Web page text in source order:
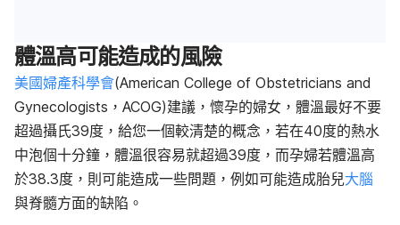
體溫高可能造成的風險
美國婦產科學會(American College of Obstetricians and
Gynecologists，ACOG)建議，懷孕的婦女，體溫最好不要
超過攝氏39度，給您一個較清楚的概念，若在40度的熱水
中泡個十分鐘，體溫很容易就超過39度，而孕婦若體溫高
於38.3度，則可能造成一些問題，例如可能造成胎兒大腦
與脊髓方面的缺陷。